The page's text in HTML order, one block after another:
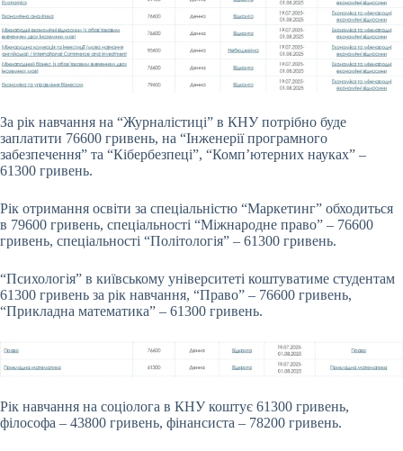
За рік навчання на “Журналістиці” в КНУ потрібно буде
заплатити 76600 гривень, на “Інженерії програмного
забезпечення” та “Кібербезпеці”, “Комп’ютерних науках” –
61300 гривень.
Рік отримання освіти за спеціальністю “Маркетинг” обходиться
в 79600 гривень, спеціальності “Міжнародне право” – 76600
гривень, спеціальності “Політологія” – 61300 гривень.
“Психологія” в київському університеті коштуватиме студентам
61300 гривень за рік навчання, “Право” – 76600 гривень,
“Прикладна математика” – 61300 гривень.
Рік навчання на соціолога в КНУ коштує 61300 гривень,
філософа – 43800 гривень, фінансиста – 78200 гривень.